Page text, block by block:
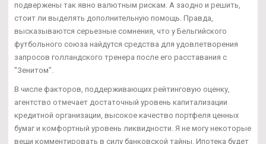
подвержены так явно валютным рискам. А заодно и решить,
стоит ли выделять дополнительную помощь. Правда,
высказываются серьезные сомнения, что у Бельгийского
футбольного союза найдутся средства для удовлетворения
запросов голландского тренера после его расставания с
"Зенитом".
В числе факторов, поддерживающих рейтинговую оценку,
агентство отмечает достаточный уровень капитализации
кредитной организации, высокое качество портфеля ценных
бумаг и комфортный уровень ликвидности. Я не могу некоторые
вещи комментировать в силу банковской тайны. Ипотека будет